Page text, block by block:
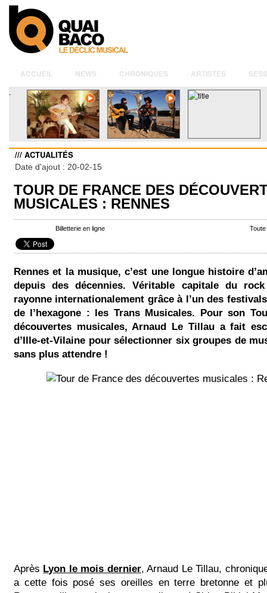
ACCUEIL NEWS CHRONIQUES ARTISTES
.
/// ACTUALITÉS
Date d'ajout : 20-02-15
TOUR DE FRANCE DES
MUSICALES : RENNES
Billetterie en ligne
Rennes et la musique, c’est une longue histoire
depuis des décennies. Véritable capitale du
rayonne internationalement grâce à l’un des
de l’hexagone : les Trans Musicales. Pour son
découvertes musicales, Arnaud Le Tillau a fait
d’Ille-et-Vilaine pour sélectionner six groupes de
sans plus attendre !
Après Lyon le mois dernier, Arnaud Le Tillau,
a cette fois posé ses oreilles en terre bretonne et